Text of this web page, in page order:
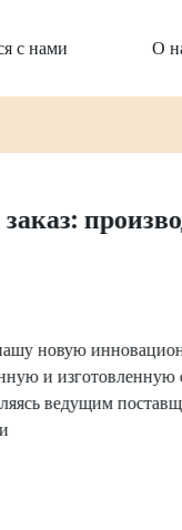
с нами О
новую
и
ведущим